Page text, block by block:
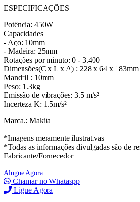
ESPECIFICAÇÕES
Potência: 450W
Capacidades
- Aço: 10mm
- Madeira: 25mm
Rotações por minuto: 0 - 3.400
Dimensões(C x L x A) : 228 x 64 x 183mm
Mandril : 10mm
Peso: 1.3kg
Emissão de vibrações: 3.5 m/s²
Incerteza K: 1.5m/s²
Marca.: Makita
*Imagens meramente ilustrativas
*Todas as informações divulgadas são de
Fabricante/Fornecedor
Alugue Agora
Chamar no Whataspp
Ligue Agora